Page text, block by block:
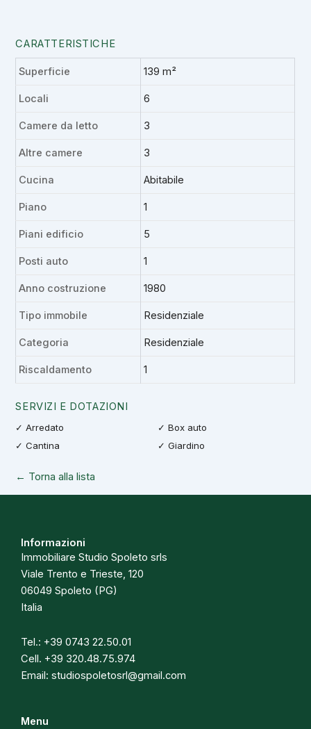
CARATTERISTICHE
Superficie 139 m²
Locali 6
Camere da letto 3
Altre camere 3
Cucina Abitabile
Piano 1
Piani edificio 5
Posti auto 1
Anno costruzione 1980
Tipo immobile Residenziale
Categoria Residenziale
Riscaldamento 1
SERVIZI E DOTAZIONI
✓ Arredato
✓ Box auto
✓ Cantina
✓ Giardino
← Torna alla lista
Informazioni
Immobiliare Studio Spoleto srls
Viale Trento e Trieste, 120
06049 Spoleto (PG)
Italia
Tel.: +39 0743 22.50.01
Cell. +39 320.48.75.974
Email: studiospoletosrl@gmail.com
Menu